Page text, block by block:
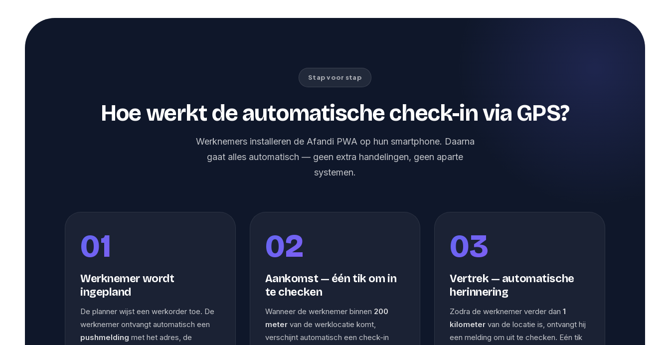
Stap voor stap
Hoe werkt de automatische check-in via GPS?
Werknemers installeren de Afandi PWA op hun smartphone. Daarna
gaat alles automatisch — geen extra handelingen, geen aparte
systemen.
01
Werknemer wordt
ingepland
De planner wijst een werkorder toe. De
werknemer ontvangt automatisch een
pushmelding met het adres, de
02
Aankomst — één tik om in
te checken
Wanneer de werknemer binnen 200
metervan de werklocatie komt,
verschijnt automatisch een check-in
03
Vertrek — automatische
herinnering
Zodra de werknemer verder dan1
kilometer van de locatie is, ontvangt hij
een melding om uit te checken. Eén tik